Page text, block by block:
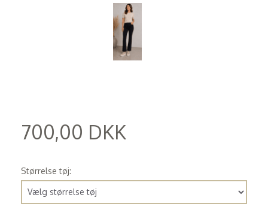
700,00 DKK
Størrelse tøj: